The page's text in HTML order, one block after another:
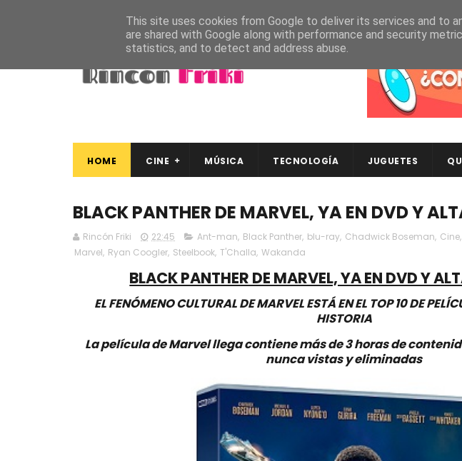
HOME CINE MÚSICA TECNOLOGÍA JUGUETES
BLACK PANTHER DE MARVEL, YA EN DVD Y
Rincón Friki 22:45 Ant-man, Black Panther, blu-ray, Chadwick Boseman, Cine,
Marvel, Ryan Coogler, Steelbook, T'Challa, Wakanda
BLACK PANTHER DE MARVEL, YA EN DVD Y
EL FENÓMENO CULTURAL DE MARVEL ESTÁ EN EL TOP 10 DE
HISTORIA
La película de Marvel llega contiene más de 3 horas de
nunca vistas y eliminadas
This site uses cookies from Google to deliver its services and to
are shared with Google along with performance and security
statistics, and to detect and address abuse.